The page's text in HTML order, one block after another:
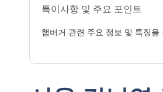
특이사항 및 주요 포인트
햄버거 관련 주요 정보 및 특징을